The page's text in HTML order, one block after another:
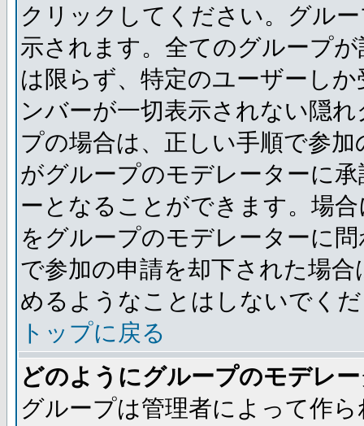
クリックしてください。グル
示されます。全てのグループ
は限らず、特定のユーザーし
ンバーが一切表示されない隠
プの場合は、正しい手順で参
がグループのモデレーターに
ーとなることができます。場
をグループのモデレーターに
で参加の申請を却下された場
めるようなことはしないでく
トップに戻る
どのようにグループのモデレ
グループは管理者によって作